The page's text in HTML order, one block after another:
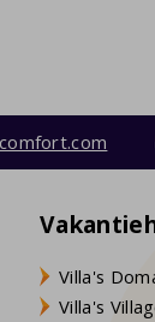
Villa's
Villa's